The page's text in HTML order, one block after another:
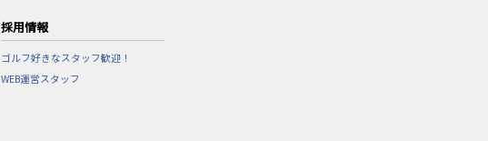
採用情報
ゴルフ好きなスタッフ歓迎！
WEB運営スタッフ